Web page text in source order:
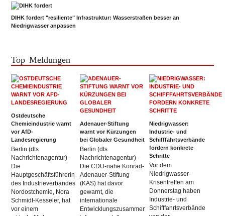
DIHK fordert "resiliente" Infrastruktur: Wasserstraßen besser an
Niedrigwasser anpassen
Top Meldungen
Ostdeutsche
Chemieindustrie warnt
vor AfD-
Landesregierung
Berlin (dts
Nachrichtenagentur) -
Die
Hauptgeschäftsführerin
des Industrieverbandes
Nordostchemie, Nora
Schmidt-Kesseler, hat
vor einem
Adenauer-Stiftung
warnt vor Kürzungen
bei Globaler Gesundheit
Berlin (dts
Nachrichtenagentur) -
Die CDU-nahe Konrad-
Adenauer-Stiftung
(KAS) hat davor
gewarnt, die
internationale
Entwicklungszusammenarbeit
Niedrigwasser:
Industrie- und
Schifffahrtsverbände
fordern konkrete
Schritte
Vor dem
Niedrigwasser-
Krisentreffen am
Donnerstag haben
Industrie- und
Schifffahrtsverbände